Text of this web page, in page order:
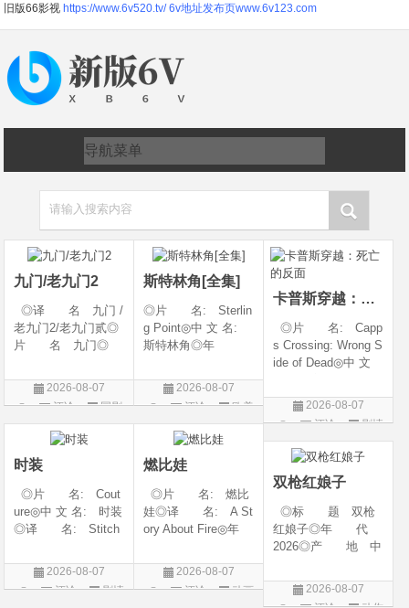
旧版66影视 https://www.6v520.tv/ 6v地址发布页www.6v123.com
请输入搜索内容
九门/老九门2
◎译 名 九门 /
老九门2/老九门贰◎
片 名 九门◎
产 地 中国大陆
◎类 别 剧情 /
言 汉语普通话◎上
映日期 2026-07
2026-08-07
评论
国剧
斯特林角[全集]
◎片 名: Sterlin
g Point◎中 文 名:
斯特林角◎年
地: 美国◎类
别: 剧情◎语
期: 2026-08-05(美
国)◎IMDb评分: 6
2026-08-07
评论
欧美
剧
卡普斯穿越：死亡的反面
◎片 名: Capp
s Crossing: Wrong S
ide of Dead◎中 文
死亡的反面◎年
代: 2026◎产
别: 剧情 / 悬疑 / 惊
悚 / 犯罪◎语
2026-08-07
评论
剧情
片
时装
◎片 名: Cout
ure◎中 文 名: 时装
◎译 名: Stitch
(台)◎年 代: 20
25◎产 地: 法
2026-08-07
评论
剧情
燃比娃
◎片 名: 燃比
娃◎译 名: A St
ory About Fire◎年
地: 中国大陆◎
类 别: 动画 / 奇
2026-08-07
评论
动画
双枪红娘子
◎标 题 双枪
红娘子◎年 代
2026◎产 地 中
剧情 / 动作 / 战争◎
上映日期 2026-08-
2026-08-07